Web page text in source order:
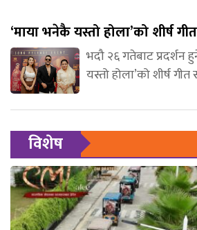
‘माया भनेकै यस्तो होला’को शीर्ष
भदौ २६ गतेबाट प्रदर्शन
यस्तो होला’को शीर्ष
विशेष